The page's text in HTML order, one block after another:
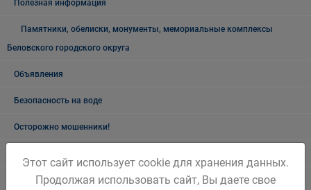
Полезная информация
Памятники, обелиски, монументы, мемориальные комплексы
Беловского городского округа
Объявления
Безопасность на воде
Осторожно мошенники!
Учреждения Здравоохранения
Этот сайт использует cookie для хранения данных.
Продолжая использовать сайт, Вы даете свое